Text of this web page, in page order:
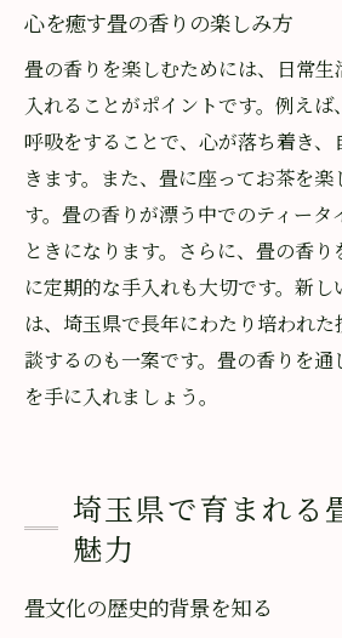
心を癒す畳の香りの楽しみ方
畳の香りを楽しむためには、日常生
入れることがポイントです。例え
呼吸をすることで、心が落ち着き、
きます。また、畳に座ってお茶を
す。畳の香りが漂う中でのティータ
ときになります。さらに、畳の香
に定期的な手入れも大切です。新
は、埼玉県で長年にわたり培われ
談するのも一案です。畳の香りを
を手に入れましょう。
埼玉県で育まれる
魅力
畳文化の歴史的背景を知る